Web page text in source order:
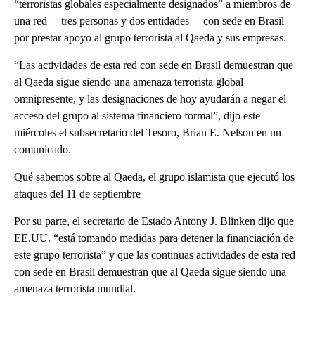
“terroristas globales especialmente designados” a miembros de
una red —tres personas y dos entidades— con sede en Brasil
por prestar apoyo al grupo terrorista al Qaeda y sus empresas.
“Las actividades de esta red con sede en Brasil demuestran que
al Qaeda sigue siendo una amenaza terrorista global
omnipresente, y las designaciones de hoy ayudarán a negar el
acceso del grupo al sistema financiero formal”, dijo este
miércoles el subsecretario del Tesoro, Brian E. Nelson en un
comunicado.
Qué sabemos sobre al Qaeda, el grupo islamista que ejecutó los
ataques del 11 de septiembre
Por su parte, el secretario de Estado Antony J. Blinken dijo que
EE.UU. “está tomando medidas para detener la financiación de
este grupo terrorista” y que las continuas actividades de esta red
con sede en Brasil demuestran que al Qaeda sigue siendo una
amenaza terrorista mundial.